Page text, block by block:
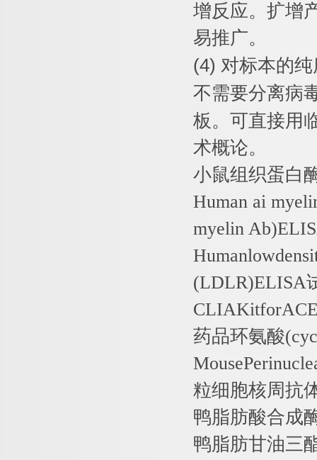
增反应。扩增
易推广。
(4) 对标本的
不需要分离病
板。可直接用
术概论。
小鼠组织蛋白
Human ai
myelin
(LDLR)ELISA
药品环氨酸
粒细胞核周抗
鸭脂肪酸合成
鸭脂肪甘油三